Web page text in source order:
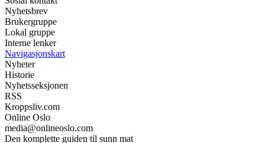
Nyhetsbrev
Brukergruppe
Lokal gruppe
Interne lenker
Navigasjonskart
Nyheter
Historie
Nyhetsseksjonen
RSS
Kroppsliv.com
Online Oslo
media@onlineoslo.com
Den komplette guiden til sunn mat